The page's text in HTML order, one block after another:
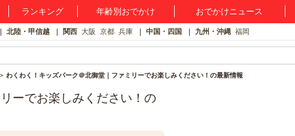
ランキング 年齢別おでかけ おでかけニュース
北陸・甲信越 関西 大阪 京都 兵庫 中国・四国 九州・沖縄 福岡
わくわく！キッズパーク＠北御堂｜ファミリーでお楽しみください！の最新情報
ーでお楽しみください！の